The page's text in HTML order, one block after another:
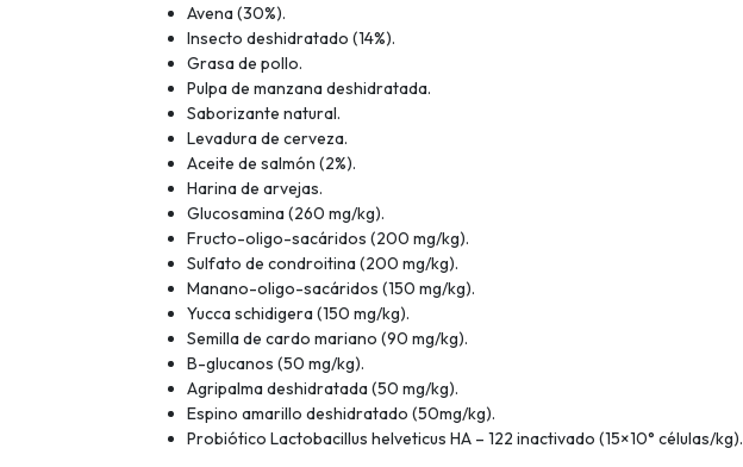
Avena (30%).
Insecto deshidratado (14%).
Grasa de pollo.
Pulpa de manzana deshidratada.
Saborizante natural.
Levadura de cerveza.
Aceite de salmón (2%).
Harina de arvejas.
Glucosamina (260 mg/kg).
Fructo-oligo-sacáridos (200 mg/kg).
Sulfato de condroitina (200 mg/kg).
Manano-oligo-sacáridos (150 mg/kg).
Yucca schidigera (150 mg/kg).
Semilla de cardo mariano (90 mg/kg).
B-glucanos (50 mg/kg).
Agripalma deshidratada (50 mg/kg).
Espino amarillo deshidratado (50mg/kg).
Probiótico Lactobacillus helveticus HA – 122 inactivado (15×10° células/kg).